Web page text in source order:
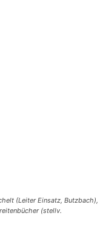
(Leiter Einsatz, Butzbach),
(stellv.